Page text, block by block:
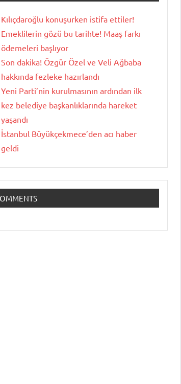
Kılıçdaroğlu konuşurken istifa ettiler!
Emeklilerin gözü bu tarihte! Maaş farkı
ödemeleri başlıyor
Son dakika! Özgür Özel ve Veli Ağbaba
hakkında fezleke hazırlandı
Yeni Parti’nin kurulmasının ardından ilk
kez belediye başkanlıklarında hareket
yaşandı
İstanbul Büyükçekmece’den acı haber
geldi